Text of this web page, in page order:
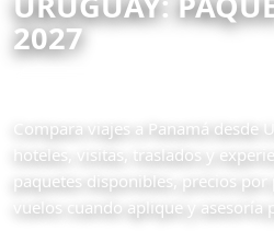
2027
Compara viajes a Panamá desde
hoteles, visitas, traslados y
paquetes disponibles, precios por
vuelos cuando aplique y asesoría